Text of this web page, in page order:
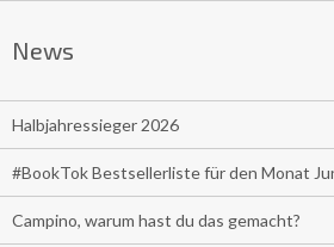
News
Halbjahressieger 2026
#BookTok Bestsellerliste für den Monat
Campino, warum hast du das gemacht?